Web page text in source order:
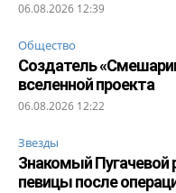
06.08.2026 12:39
Общество
Создатель
вселенной проекта
06.08.2026 12:22
Звезды
Знакомый Пугачевой
певицы после